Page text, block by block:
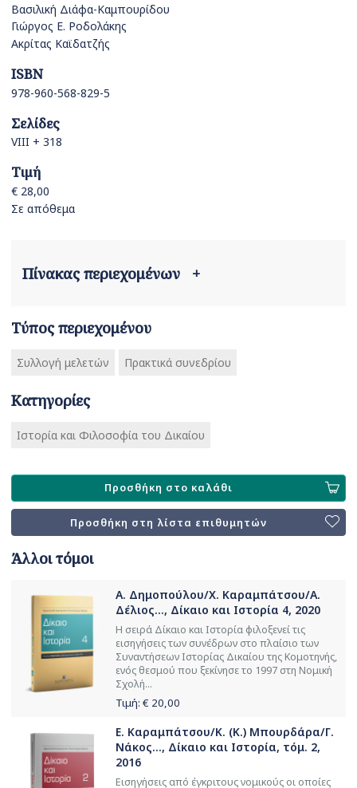
Βασιλική Διάφα-Καμπουρίδου
Γιώργος Ε. Ροδολάκης
Ακρίτας Καϊδατζής
ISBN
978-960-568-829-5
Σελίδες
VIII + 318
Τιμή
€ 28,00
Σε απόθεμα
Πίνακας περιεχομένων +
Τύπος περιεχομένου
Συλλογή μελετών Πρακτικά συνεδρίου
Κατηγορίες
Ιστορία και Φιλοσοφία του Δικαίου
Προσθήκη στο καλάθι
Προσθήκη στη λίστα επιθυμητών
Άλλοι τόμοι
Α. Δημοπούλου/Χ. Καραμπάτσου/Α.
Δέλιος..., Δίκαιο και Ιστορία 4, 2020
Η σειρά Δίκαιο και Ιστορία φιλοξενεί τις
εισηγήσεις των συνέδρων στο πλαίσιο των
Συναντήσεων Ιστορίας Δικαίου της Κομοτηνής,
ενός θεσμού που ξεκίνησε το 1997 στη Νομική
Σχολή...
Τιμή: € 20,00
Ε. Καραμπάτσου/Κ. (Κ.) Μπουρδάρα/Γ.
Νάκος..., Δίκαιο και Ιστορία, τόμ. 2,
2016
Εισηγήσεις από έγκριτους νομικούς οι οποίες